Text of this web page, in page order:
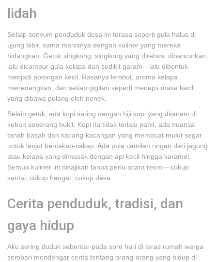
lidah
Setiap senyum penduduk desa ini terasa seperti gula halus di
ujung bibir, sama manisnya dengan kuliner yang mereka
hidangkan. Getuk singkong, singkong yang direbus, dihancurkan,
lalu dicampur gula kelapa dan sedikit garam—lalu dibentuk
menjadi potongan kecil. Rasanya lembut, aroma kelapa
menenangkan, dan setiap gigitan seperti menaps masa kecil
yang dibawa pulang oleh nenek.
Selain getuk, ada kopi saring dengan biji kopi yang ditanam di
kebun seberang bukit. Kopi itu tidak terlalu pahit, ada nuansa
tanah basah dan kacang-kacangan yang membuat mulut segar
untuk lanjut bercakap-cakap. Ada pula camilan ringan dari jagung
atau kelapa yang dimasak dengan api kecil hingga karamel.
Semua kuliner ini disajikan tanpa perlu acara resmi—cukup
santai, cukup hangat, cukup desa.
Cerita penduduk, tradisi, dan
gaya hidup
Aku sering duduk sebentar pada sore hari di teras rumah warga
sembari mendengar cerita tentang orang-orang yang hidup di